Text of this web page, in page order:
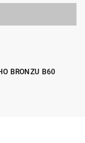
BRONZU B60